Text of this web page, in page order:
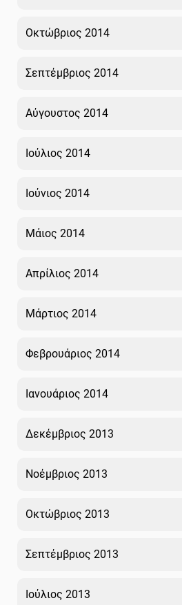
Οκτώβριος 2014
Σεπτέμβριος 2014
Αύγουστος 2014
Ιούλιος 2014
Ιούνιος 2014
Μάιος 2014
Απρίλιος 2014
Μάρτιος 2014
Φεβρουάριος 2014
Ιανουάριος 2014
Δεκέμβριος 2013
Νοέμβριος 2013
Οκτώβριος 2013
Σεπτέμβριος 2013
Ιούλιος 2013